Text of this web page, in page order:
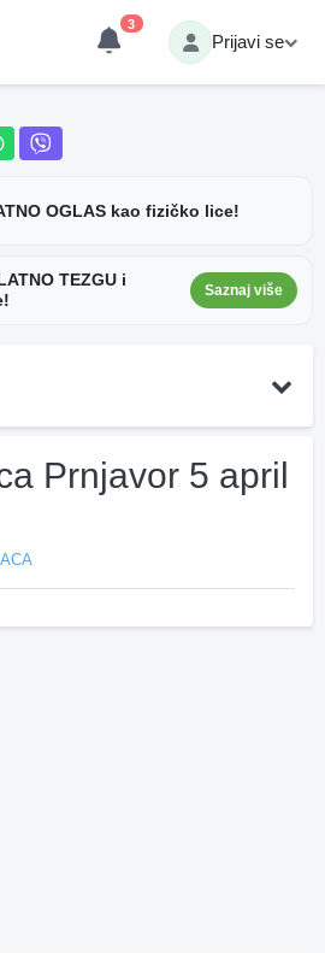
3
Prijavi se
OGLAS kao fizičko lice!
TEZGU i
Saznaj više
Prnjavor 5 april